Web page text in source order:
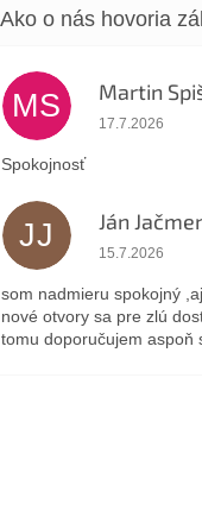
MS Martin
Hodnotenie
17.7.2026
Spokojnosť
JJ Ján
Hodnotenie
15.7.2026
som nadmieru spokojný
nové otvory sa pre zlú
tomu doporučujem aspoň